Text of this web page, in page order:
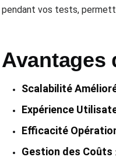
pendant vos tests,
Avantages
Scalabilité
Expérience
Efficacité
Gestion des Coûts